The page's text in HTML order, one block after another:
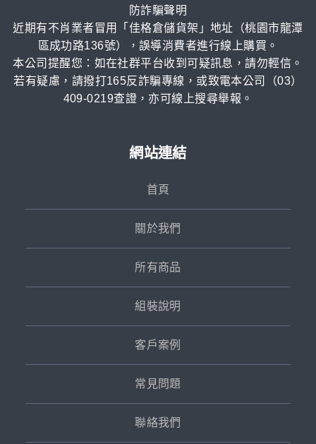
防詐騙聲明
近期有不肖業者冒用「佳格倉儲貨架」地址（桃園市龍潭
區成功路136號），誤導消費者進行線上購買。
本公司提醒您：如在社群平台收到可疑訊息，請勿輕信。
若有疑慮，請撥打165反詐騙專線，或致電本公司（03）
409-0219查證，亦可線上搜尋舉報。
網站連結
首頁
關於我們
所有商品
組裝說明
客戶案例
常見問題
聯絡我們